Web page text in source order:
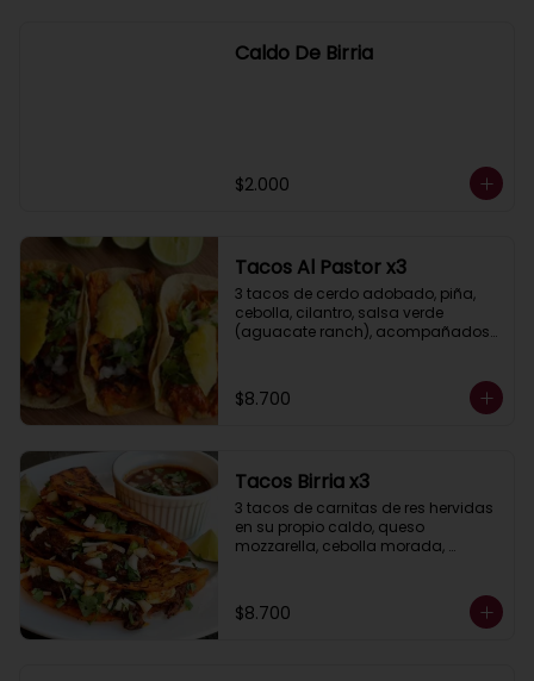
Caldo De Birria
$2.000
Tacos Al Pastor x3
3 tacos de cerdo adobado, piña,
cebolla, cilantro, salsa verde
(aguacate ranch), acompañados
$8.700
Tacos Birria x3
3 tacos de carnitas de res hervidas
en su propio caldo, queso
mozzarella, cebolla morada,
$8.700